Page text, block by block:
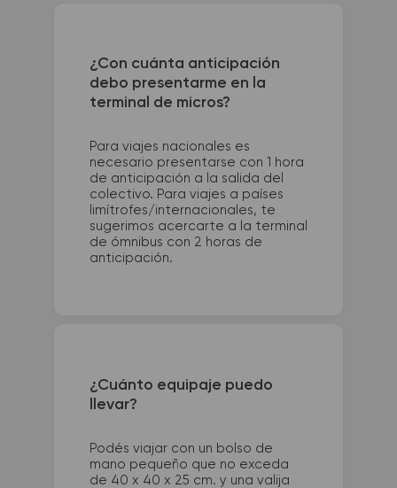
¿Con cuánta anticipación
debo presentarme en la
terminal de micros?
Para viajes nacionales es
necesario presentarse con 1 hora
de anticipación a la salida del
colectivo. Para viajes a países
limítrofes/internacionales, te
sugerimos acercarte a la terminal
de ómnibus con 2 horas de
anticipación.
¿Cuánto equipaje puedo
llevar?
Podés viajar con un bolso de
mano pequeño que no exceda
de 40 x 40 x 25 cm. y una valija